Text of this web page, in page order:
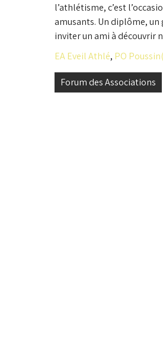
l’athlétisme, c’est
amusants. Un diplôme, un
inviter un ami à découvrir
EA Eveil Athlé, PO
Navigation
Forum des Associations